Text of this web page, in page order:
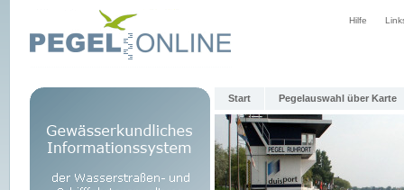
Hilfe
Start Pegelauswahl über Karte